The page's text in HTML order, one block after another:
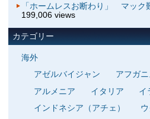
「ホームレスお断わり」 マック
199,006 views
カテゴリー
海外
アゼルバイジャン
アフガ
アルメニア
イタリア イ
インドネシア（アチェ）